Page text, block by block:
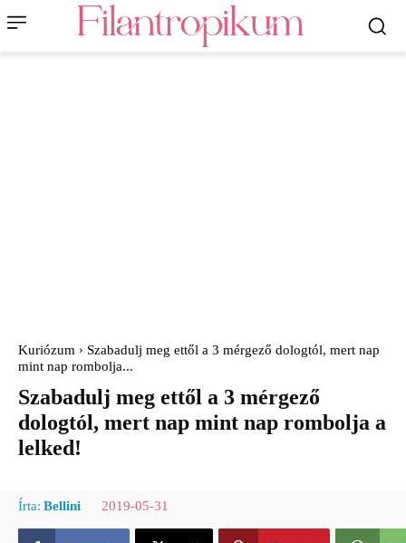
Kuriózum
Szabadulj meg ettől a 3 mérgező dologtól, mert nap
mint nap rombolja...
Szabadulj meg ettől a 3 mérgező
dologtól, mert nap mint nap rombolja a
lelked!
Írta: Bellini 2019-05-31